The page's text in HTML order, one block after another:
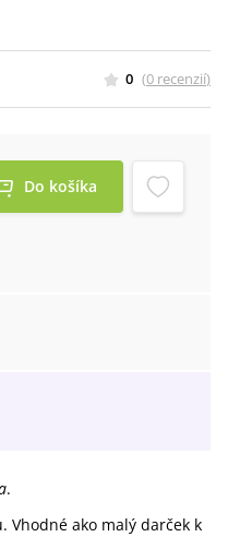
0 (0 recenzií)
Do košíka
.
ako malý darček k